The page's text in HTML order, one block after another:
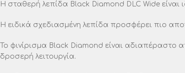
Η σταθερή λεπίδα Black Diamond DLC Wide είναι
Η ειδικά σχεδιασμένη λεπίδα προσφέρει πιο
Το φινίρισμα Black Diamond είναι αδιαπέραστο
δροσερή λειτουργία.